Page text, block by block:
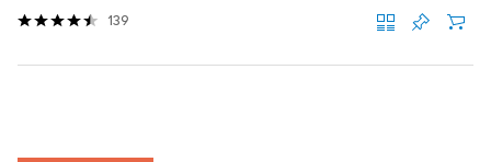
139